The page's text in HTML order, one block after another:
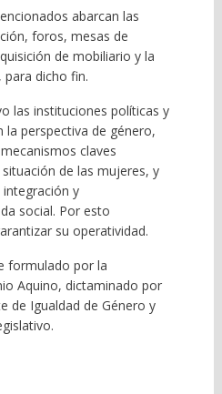
abarcan las
foros, mesas de
de mobiliario y la
para dicho fin.
las instituciones políticas y
la perspectiva de género,
claves
de las mujeres, y
y
social. Por esto
su operatividad.
formulado por la
Aquino, dictaminado por
de Igualdad de Género y